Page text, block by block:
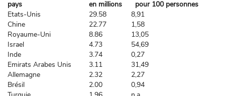
pays en millions
pour 100 personnes
Etats-Unis
29.58
8,91
Chine
22.77
1,58
Royaume-Uni
8.86
13,05
Israel
4.73
54,69
Inde
3.74
0,27
Emirats Arabes Unis
3.11
31,49
Allemagne
2.32
2,27
Brésil
2.00
0,94